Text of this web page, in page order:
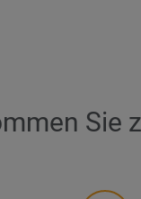
Sie